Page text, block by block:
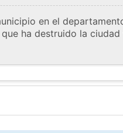
en el
ha destruido la